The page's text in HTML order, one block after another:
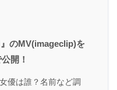
のMV(imageclip)を
開！
優は誰？名前など調